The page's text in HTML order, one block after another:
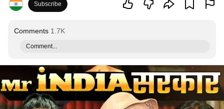
Subscribe
Comments 1.7K
Comment...